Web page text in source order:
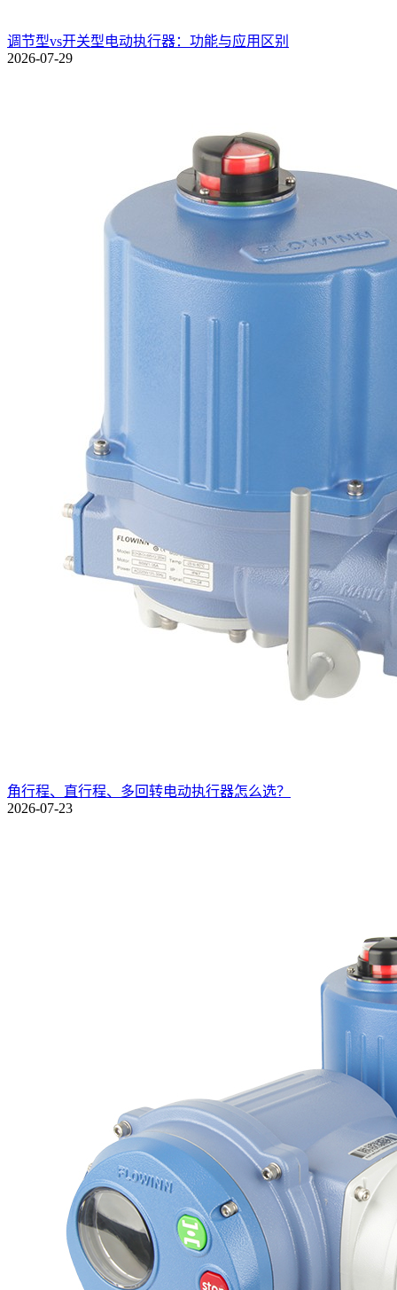
调节型vs开关型电动执行器：功能与应用区别
2026-07-29
角行程、直行程、多回转电动执行器怎么选？
2026-07-23